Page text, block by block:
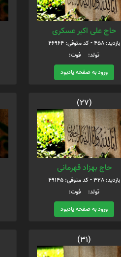
حاج علی اکبر عسکری
بازدید: 458 - کد متوفی: 46964
تولد: فوت:
ورود به صفحه یادبود
(27)
حاج بهزاد قهرمانی
بازدید: 328 - کد متوفی: 49145
تولد: فوت:
ورود به صفحه یادبود
(31)